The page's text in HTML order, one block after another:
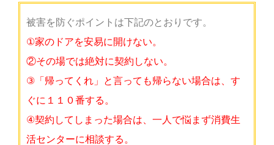
被害を防ぐポイントは下記のとおりです。
①家のドアを安易に開けない。
②その場では絶対に契約しない。
③「帰ってくれ」と言っても帰らない場合は、す
ぐに１１０番する。
④契約してしまった場合は、一人で悩まず消費生
活センターに相談する。